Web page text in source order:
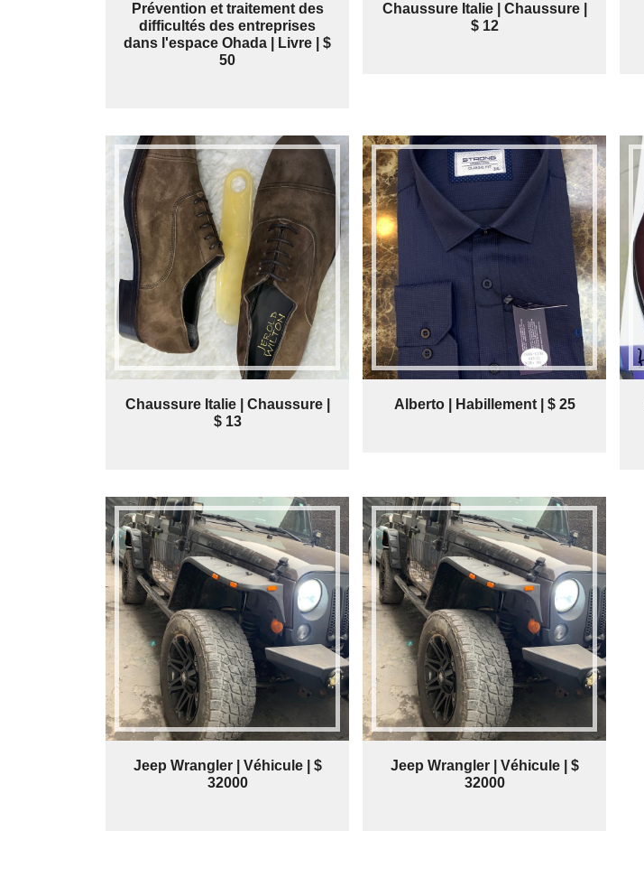
Prévention et traitement des
difficultés des entreprises
dans l'espace Ohada | Livre | $
50
Chaussure Italie | Chaussure |
$ 12
Chaussure Italie | Chaussure |
$ 13
Alberto | Habillement | $ 25
Jeep Wrangler | Véhicule | $
32000
Jeep Wrangler | Véhicule | $
32000